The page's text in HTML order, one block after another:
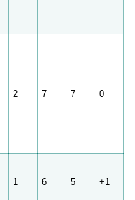
2 7 7 0
1 6 5 +1